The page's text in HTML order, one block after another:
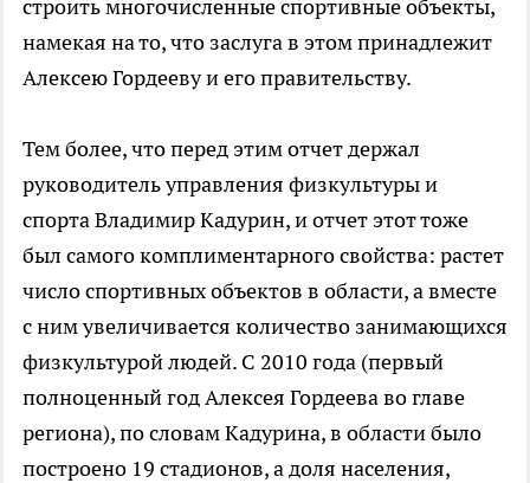
строить многочисленные спортивные объекты,
намекая на то, что заслуга в этом принадлежит
Алексею Гордееву и его правительству.
Тем более, что перед этим отчет держал
руководитель управления физкультуры и
спорта Владимир Кадурин, и отчет этот тоже
был самого комплиментарного свойства: растет
число спортивных объектов в области, а вместе
с ним увеличивается количество занимающихся
физкультурой людей. С 2010 года (первый
полноценный год Алексея Гордеева во главе
региона), по словам Кадурина, в области было
построено 19 стадионов, а доля населения,